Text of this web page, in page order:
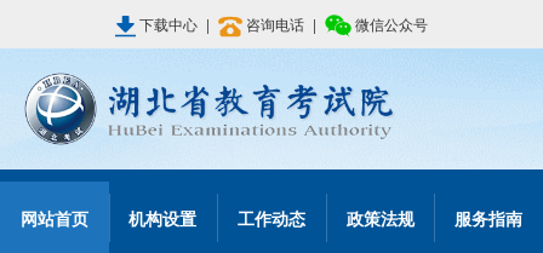
下载中心 | 咨询电话 | 微信公众号
网站首页 机构设置 工作动态 政策法规 服务指南